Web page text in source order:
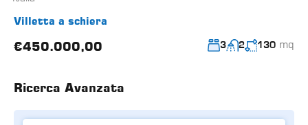
Villetta a schiera
€450.000,00 3 2 130 mq
Ricerca Avanzata